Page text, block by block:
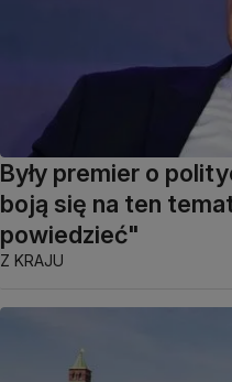
Były premier o
boją się na ten
powiedzieć"
Z KRAJU